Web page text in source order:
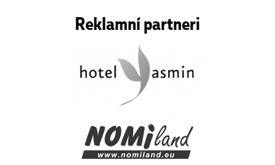
Reklamní partneri